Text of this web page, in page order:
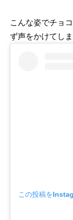
こんな姿でチョ
ず声をかけてしま
この投稿を